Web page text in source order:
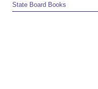
State Board Books